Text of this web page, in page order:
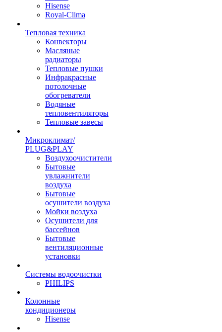
Hisense
Royal-Clima
Тепловая техника
Конвекторы
Масляные
радиаторы
Тепловые пушки
Инфракрасные
потолочные
обогреватели
Водяные
тепловентиляторы
Тепловые завесы
Микроклимат/
PLUG&PLAY
Воздухоочистители
Бытовые
увлажнители
воздуха
Бытовые
осушители воздуха
Мойки воздуха
Осушители для
бассейнов
Бытовые
вентиляционные
установки
Системы водоочистки
PHILIPS
Колонные
кондиционеры
Hisense